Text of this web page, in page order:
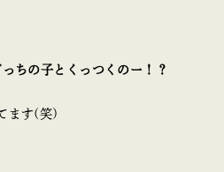
ちの子とくっつくのー！？
ます(笑)